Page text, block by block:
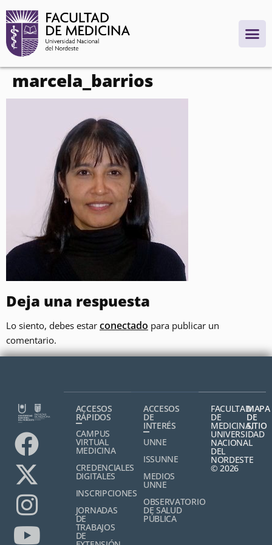
contenido
marcela_barrios
Deja una respuesta
Lo siento, debes estar conectado para publicar un
comentario.
ACCESOS
RÁPIDOS
CAMPUS
VIRTUAL
MEDICINA
CREDENCIALES
DIGITALES
INSCRIPCIONES
JORNADAS
DE
TRABAJOS
DE
ACCESOS
DE
INTERÉS
UNNE
ISSUNNE
MEDIOS
UNNE
OBSERVATORIO
DE SALUD
PÚBLICA
FACULTAD
DE
MEDICINA,
UNIVERSIDAD
NACIONAL
DEL
NORDESTE
© 2026
MAPA
DE
SITIO